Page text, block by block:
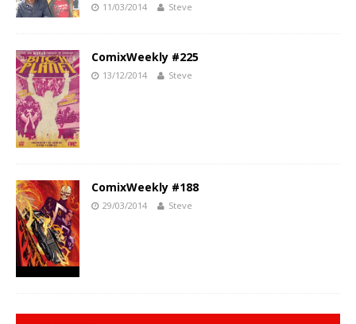
11/03/2014 Steve
ComixWeekly #225
13/12/2014 Steve
ComixWeekly #188
29/03/2014 Steve